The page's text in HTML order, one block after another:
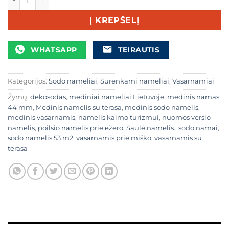
Į KREPŠELĮ
WHATSAPP TEIRAUTIS
Kategorijos: Sodo nameliai, Surenkami nameliai, Vasarnamiai
Žymų: dekosodas, mediniai nameliai Lietuvoje, medinis namas
44 mm, Medinis namelis su terasa, medinis sodo namelis,
medinis vasarnamis, namelis kaimo turizmui, nuomos verslo
namelis, poilsio namelis prie ežero, Saulė namelis., sodo namai,
sodo namelis 53 m2, vasarnamis prie miško, vasarnamis su
terasą